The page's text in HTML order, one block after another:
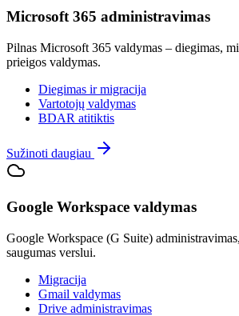
Microsoft 365 administravimas
Pilnas Microsoft 365 valdymas – diegimas,
prieigos valdymas.
Diegimas ir migracija
Vartotojų valdymas
BDAR atitiktis
Sužinoti daugiau
Google Workspace valdymas
Google Workspace (G Suite)
saugumas verslui.
Migracija
Gmail valdymas
Drive administravimas